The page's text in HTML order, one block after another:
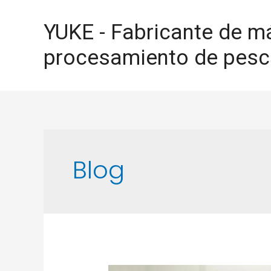
YUKE - Fabricante de
procesamiento de
Blog